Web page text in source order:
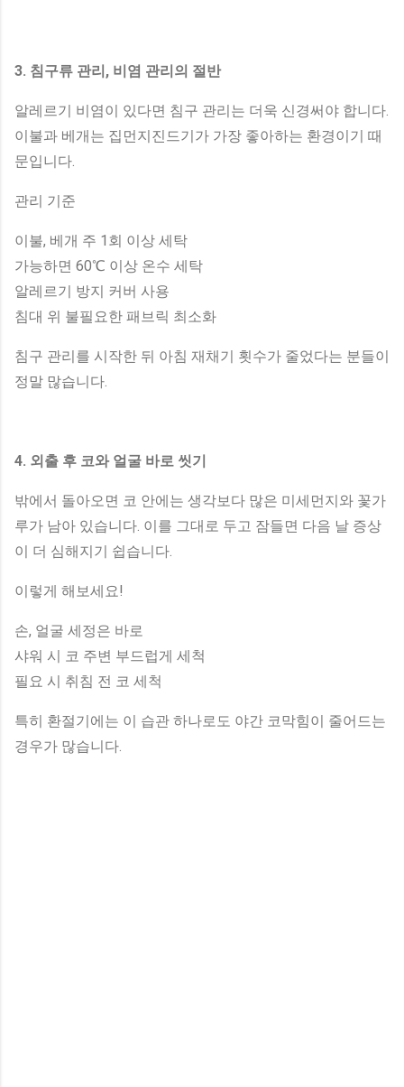
3. 침구류 관리, 비염 관리의 절반
알레르기 비염이 있다면 침구 관리는 더욱 신경써야 합니다.
이불과 베개는 집먼지진드기가 가장 좋아하는 환경이기 때
문입니다.
관리 기준
이불, 베개 주 1회 이상 세탁
가능하면 60℃ 이상 온수 세탁
알레르기 방지 커버 사용
침대 위 불필요한 패브릭 최소화
침구 관리를 시작한 뒤 아침 재채기 횟수가 줄었다는 분들이
정말 많습니다.
4. 외출 후 코와 얼굴 바로 씻기
밖에서 돌아오면 코 안에는 생각보다 많은 미세먼지와 꽃가
루가 남아 있습니다. 이를 그대로 두고 잠들면 다음 날 증상
이 더 심해지기 쉽습니다.
이렇게 해보세요!
손, 얼굴 세정은 바로
샤워 시 코 주변 부드럽게 세척
필요 시 취침 전 코 세척
특히 환절기에는 이 습관 하나로도 야간 코막힘이 줄어드는
경우가 많습니다.